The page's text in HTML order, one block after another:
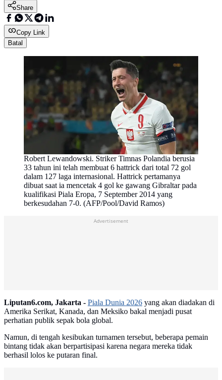
Share
Copy Link
Batal
Robert Lewandowski. Striker Timnas Polandia berusia
33 tahun ini telah membuat 6 hattrick dari total 72 gol
dalam 127 laga internasional. Hattrick pertamanya
dibuat saat ia mencetak 4 gol ke gawang Gibraltar pada
kualifikasi Piala Eropa, 7 September 2014 yang
berkesudahan 7-0. (AFP/Pool/David Ramos)
Liputan6.com, Jakarta - Piala Dunia 2026 yang akan diadakan di
Amerika Serikat, Kanada, dan Meksiko bakal menjadi pusat
perhatian publik sepak bola global.
Namun, di tengah kesibukan turnamen tersebut, beberapa pemain
bintang tidak akan berpartisipasi karena negara mereka tidak
berhasil lolos ke putaran final.